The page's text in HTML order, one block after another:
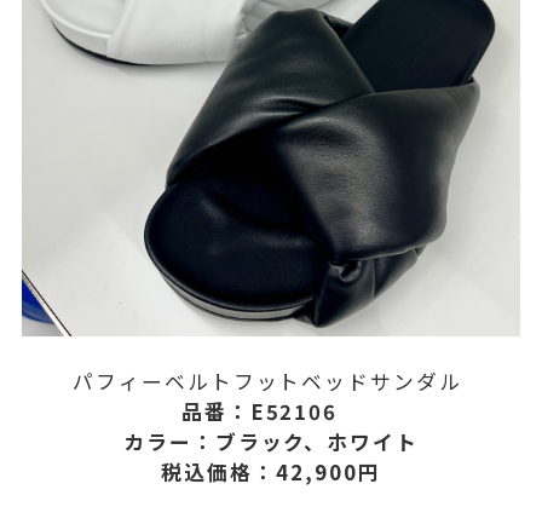
パフィーベルトフットベッドサンダル
品番：E52106
カラー：ブラック、ホワイト
税込価格：42,900円